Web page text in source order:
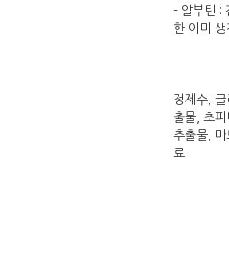
- 알부틴 :
한 이미
정제수, 글
출물, 초피
추출물,
료